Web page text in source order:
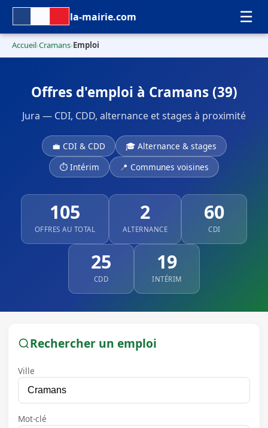
la-mairie.com ☰
Accueil›Cramans›Emploi
Offres d'emploi à Cramans (39)
Jura — CDI, CDD, alternance et stages à proximité
💼 CDI & CDD
🎓 Alternance & stages
⏱ Intérim
📍 Communes voisines
105
OFFRES AU TOTAL
2
ALTERNANCE
60
CDI
25
CDD
19
INTÉRIM
Rechercher un emploi
Ville
Mot-clé